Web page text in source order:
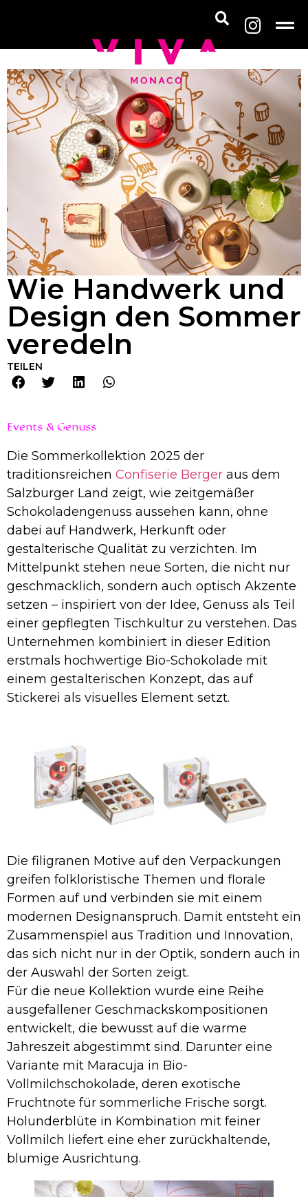
Wie Handwerk und
Design den Sommer
veredeln
TEILEN
Events & Genuss
Die Sommerkollektion 2025 der
traditionsreichen Confiserie Berger aus dem
Salzburger Land zeigt, wie zeitgemäßer
Schokoladengenuss aussehen kann, ohne
dabei auf Handwerk, Herkunft oder
gestalterische Qualität zu verzichten. Im
Mittelpunkt stehen neue Sorten, die nicht nur
geschmacklich, sondern auch optisch Akzente
setzen – inspiriert von der Idee, Genuss als Teil
einer gepflegten Tischkultur zu verstehen. Das
Unternehmen kombiniert in dieser Edition
erstmals hochwertige Bio-Schokolade mit
einem gestalterischen Konzept, das auf
Stickerei als visuelles Element setzt.
Die filigranen Motive auf den Verpackungen
greifen folkloristische Themen und florale
Formen auf und verbinden sie mit einem
modernen Designanspruch. Damit entsteht ein
Zusammenspiel aus Tradition und Innovation,
das sich nicht nur in der Optik, sondern auch in
der Auswahl der Sorten zeigt.
Für die neue Kollektion wurde eine Reihe
ausgefallener Geschmackskompositionen
entwickelt, die bewusst auf die warme
Jahreszeit abgestimmt sind. Darunter eine
Variante mit Maracuja in Bio-
Vollmilchschokolade, deren exotische
Fruchtnote für sommerliche Frische sorgt.
Holunderblüte in Kombination mit feiner
Vollmilch liefert eine eher zurückhaltende,
blumige Ausrichtung.